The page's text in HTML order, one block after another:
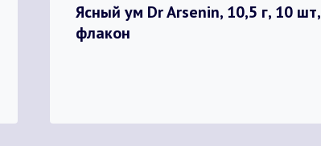
Ясный ум Dr Arsenin, 10,5 г, 10 шт,
флакон